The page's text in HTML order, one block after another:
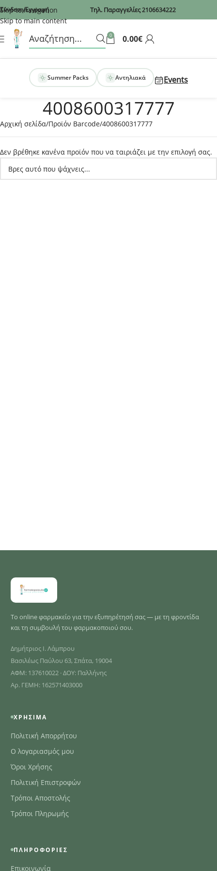
Recaptcha
Skip to navigation
Skip to main content
Σύνδεση/Εγγραφή Τηλ. Παραγγελίες2106634222
0 0.00€
Summer Packs Αντηλιακά Events
4008600317777
Αρχική σελίδα Προϊόν Barcode 4008600317777
Δεν βρέθηκε κανένα προϊόν που να ταιριάζει με την επιλογή σας.
Το online φαρμακείο για την εξυπηρέτησή σας — με τη φροντίδα
και τη συμβουλή του φαρμακοποιού σου.
Δημήτριος Ι. Λάμπρου
Βασιλέως Παύλου 63, Σπάτα, 19004
ΑΦΜ: 137610022 · ΔΟΥ: Παλλήνης
Αρ. ΓΕΜΗ: 162571403000
ΧΡΉΣΙΜΑ
Πολιτική Απορρήτου
Ο λογαριασμός μου
Όροι Χρήσης
Πολιτική Επιστροφών
Τρόποι Αποστολής
Τρόποι Πληρωμής
ΠΛΗΡΟΦΟΡΊΕΣ
Επικοινωνία